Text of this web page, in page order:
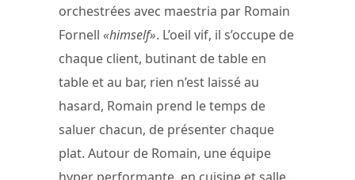
orchestrées avec maestria par Romain
Fornell «himself». L’oeil vif, il s’occupe de
chaque client, butinant de table en
table et au bar, rien n’est laissé au
hasard, Romain prend le temps de
saluer chacun, de présenter chaque
plat. Autour de Romain, une équipe